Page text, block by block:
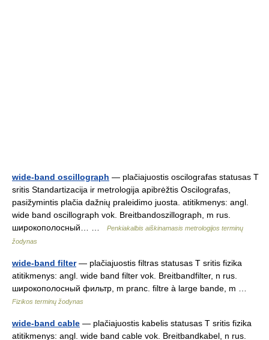
wide-band oscillograph — plačiajuostis oscilografas statusas T
sritis Standartizacija ir metrologija apibrėžtis Oscilografas,
pasižymintis plačia dažnių praleidimo juosta. atitikmenys: angl.
wide band oscillograph vok. Breitbandoszillograph, m rus.
широкополосный… …
Penkiakalbis aiškinamasis metrologijos terminų
žodynas
wide-band filter— plačiajuostis filtras statusas T sritis fizika
atitikmenys: angl. wide band filter vok. Breitbandfilter, n rus.
широкополосный фильтр, m pranc. filtre à large bande, m …
Fizikos terminų žodynas
wide-band cable — plačiajuostis kabelis statusas T sritis fizika
atitikmenys: angl. wide band cable vok. Breitbandkabel, n rus.